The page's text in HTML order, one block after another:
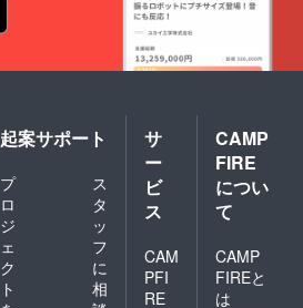
起案サポート
プ
ロ
ジ
ェ
ク
ト
ス
タ
ッ
フ
に
相
サ
ー
ビ
ス
CAM
PFI
RE
CAMP
FIRE
につい
て
CAMP
FIREと
は